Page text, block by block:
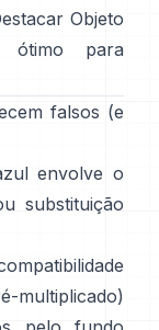
Objeto
ótimo para
falsos (e
envolve o
substituição
multiplicado)